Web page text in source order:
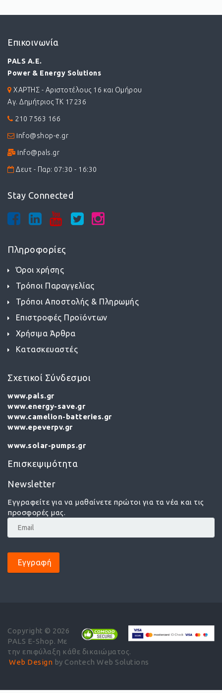
Επικοινωνία
PALS A.E.
Power & Energy Solutions
ΧΑΡΤΗΣ - Αριστοτέλους 16 και Ομήρου
Αγ. Δημήτριος ΤΚ 17236
210 7563 166
info@shop-e.gr
info@pals.gr
Δευτ - Παρ: 07:30 - 16:30
Stay Connected
Πληροφορίες
Όροι χρήσης
Τρόποι Παραγγελίας
Τρόποι Αποστολής & Πληρωμής
Επιστροφές Προϊόντων
Χρήσιμα Άρθρα
Κατασκευαστές
Σχετικοί Σύνδεσμοι
www.pals.gr
www.energy-save.gr
www.camelion-batteries.gr
www.epeverpv.gr
www.solar-pumps.gr
Επισκεψιμότητα
Newsletter
Εγγραφείτε για να μαθαίνετε πρώτοι για τα νέα και τις
προσφορές μας.
Εγγραφή
Copyright © 2026
PALS E-Shop. Με
την επιφύλαξη κάθε δικαιώματος.
Web Design by Contech Web Solutions